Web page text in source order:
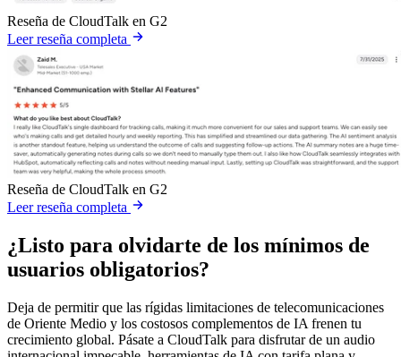
Reseña de CloudTalk en G2
Leer reseña completa
Reseña de CloudTalk en G2
Leer reseña completa
¿Listo para olvidarte de los mínimos de
usuarios obligatorios?
Deja de permitir que las rígidas limitaciones de telecomunicaciones
de Oriente Medio y los costosos complementos de IA frenen tu
crecimiento global. Pásate a CloudTalk para disfrutar de un audio